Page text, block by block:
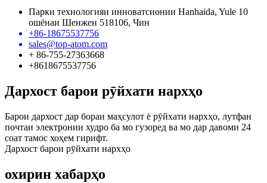
Парки технологияи инноватсионии Hanhaida, Yule 10
ошёнаи Шенжен 518106, Чин
+86-18675537756
sales@top-atom.com
+ 86-755-27363668
+8618675537756
Дархост барои рӯйхати нархҳо
Барои дархост дар бораи маҳсулот ё рӯйхати нархҳо, лутфан
почтаи электронии худро ба мо гузоред ва мо дар давоми 24
соат тамос хоҳем гирифт.
Дархост барои рӯйхати нархҳо
охирин хабарҳо